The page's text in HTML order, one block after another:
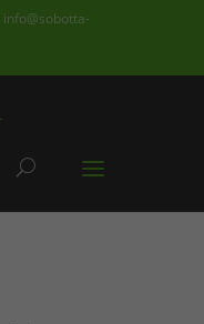
info@sobotta-